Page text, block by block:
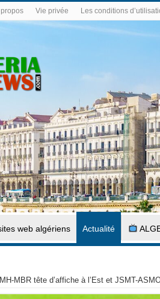
propos Vie privée Les conditions
web algériens Actualité
MBR tête d’affiche à l’Est et JSMT-